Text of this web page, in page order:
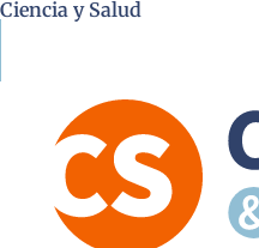
Ciencia y Salud